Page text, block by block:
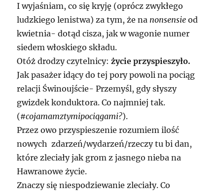
I wyjaśniam, co się kryję (oprócz zwykłego
ludzkiego lenistwa) za tym, że na nonsensie od
kwietnia- dotąd cisza, jak w wagonie numer
siedem włoskiego składu.
Otóż drodzy czytelnicy:życie przyspieszyło.
Jak pasażer idący do tej pory powoli na pociąg
relacji Świnoujście- Przemyśl, gdy słyszy
gwizdek konduktora. Co najmniej tak.
(#cojamamztymipociągami?).
Przez owo przyspieszenie rozumiem ilość
nowych zdarzeń/wydarzeń/rzeczy tu bi dan,
które zleciały jak grom z jasnego nieba na
Hawranowe życie.
Znaczy się niespodziewanie zleciały. Co